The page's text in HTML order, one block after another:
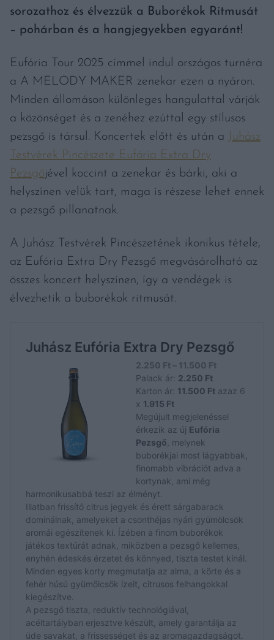
sorozathoz és élvezzük a Buborékok Ritmusát
– pohárban és a hangjegyekben egyaránt!
Eufória Tour 2025 címmel indul országos turnéra
a A MELODY MAKER zenekar ezen a nyáron.
Minden állomáson különleges hangulattal várják
a közönséget és a zenéhez ezúttal egy stílusos
pezsgő is társul. Koncertek előtt és után a
Juhász
Testvérek Pincészete Eufória Extra Dry
Pezsgőjével koccint a zenekar és bárki, aki a
helyszínen velük tart, maga is részese lehet ennek
a pezsgő pillanatnak.
A Juhász Testvérek Pincészetének ikonikus tétele,
az Eufória Extra Dry Pezsgő megvásárolható az
összes koncert helyszínen, így a vendégek is
élvezhetik a buborékok ritmusát.